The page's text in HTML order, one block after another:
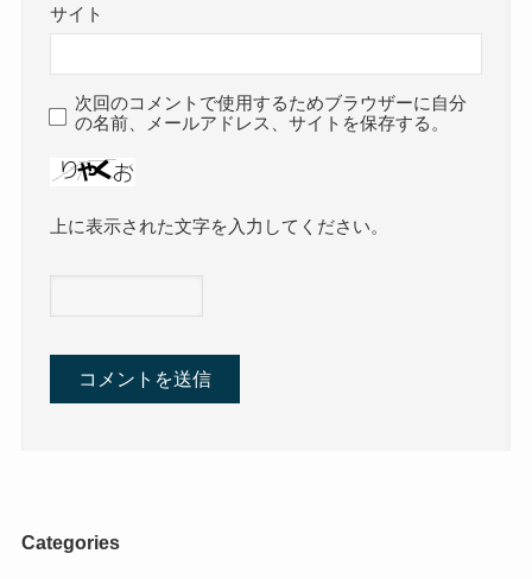
サイト
次回のコメントで使用するためブラウザーに自分
の名前、メールアドレス、サイトを保存する。
上に表示された文字を入力してください。
Categories